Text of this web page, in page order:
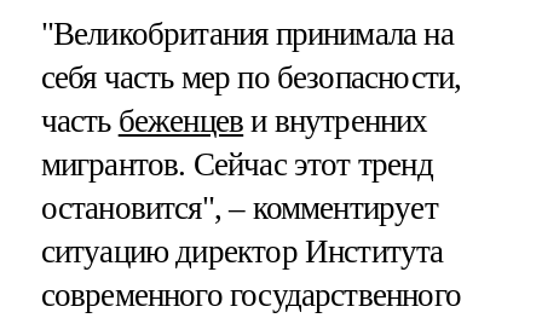
"Великобритания принимала на
себя часть мер по безопасности,
часть беженцев и внутренних
мигрантов. Сейчас этот тренд
остановится", – комментирует
ситуацию директор Института
современного государственного